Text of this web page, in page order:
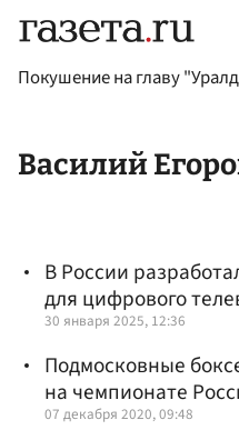
Покушение на главу
Василий
В России
для цифрового
30 января 2025, 12:36
Подмосковные
на чемпионате
07 декабря 2020, 09:48